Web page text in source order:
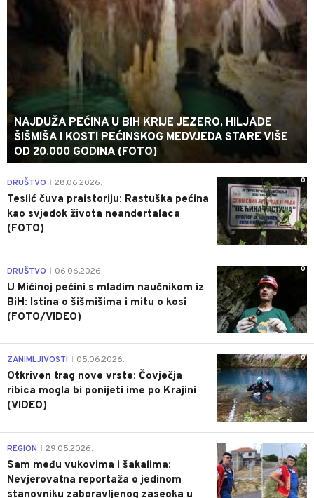
NAJDUŽA PEĆINA U BIH KRIJE JEZERO, HILJADE
ŠIŠMIŠA I KOSTI PEĆINSKOG MEDVJEDA STARE VIŠE
OD 20.000 GODINA (FOTO)
0
DRUŠTVO 28.06.2026.
Teslić čuva praistoriju: Rastuška pećina
kao svjedok života neandertalaca
(FOTO)
0
DRUŠTVO 06.06.2026.
U Mićinoj pećini s mladim naučnikom iz
BiH: Istina o šišmišima i mitu o kosi
(FOTO/VIDEO)
0
ZANIMLJIVOSTI 05.06.2026.
Otkriven trag nove vrste: Čovječja
ribica mogla bi ponijeti ime po Krajini
(VIDEO)
0
REGION 29.05.2026.
Sam među vukovima i šakalima:
Nevjerovatna reportaža o jedinom
stanovniku zaboravljenog zaseoka u